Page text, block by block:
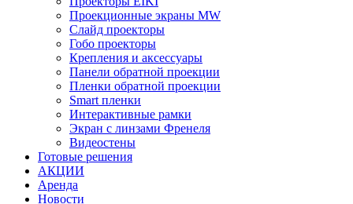
Проекционные экраны MW
Слайд проекторы
Гобо проекторы
Крепления и аксессуары
Панели обратной проекции
Пленки обратной проекции
Smart пленки
Интерактивные рамки
Экран с линзами Френеля
Видеостены
Готовые решения
АКЦИИ
Аренда
Новости